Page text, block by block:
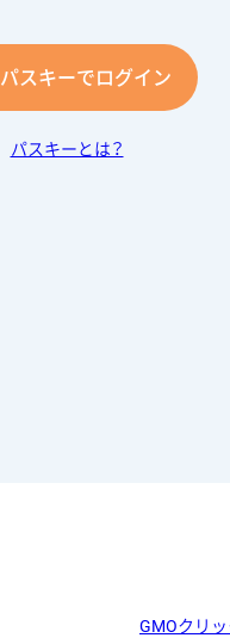
パスキーでログイン
パスキーとは？
GMOクリ